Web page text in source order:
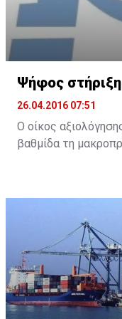
Ψήφος
26.04.2016 07:51
Ο οίκος
βαθμίδα τη
Συγκεκριμένα, ο
Τράπεζα Κύπρου
από B-.
Σύμφωνα με την
πως «κάποια
στην Κύπρο και η